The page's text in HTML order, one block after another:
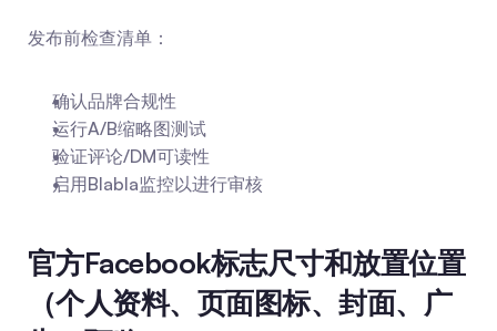
发布前检查清单：
确认品牌合规性
运行A/B缩略图测试
验证评论/DM可读性
启用Blabla监控以进行审核
官方Facebook标志尺寸和放置位置
（个人资料、页面图标、封面、广